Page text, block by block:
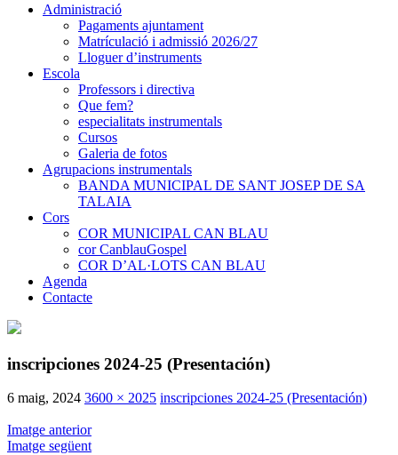
Administració
Pagaments ajuntament
Matrículació i admissió 2026/27
Lloguer d’instruments
Escola
Professors i directiva
Que fem?
especialitats instrumentals
Cursos
Galeria de fotos
Agrupacions instrumentals
BANDA MUNICIPAL DE SANT JOSEP DE SA
TALAIA
Cors
COR MUNICIPAL CAN BLAU
cor CanblauGospel
COR D’AL·LOTS CAN BLAU
Agenda
Contacte
inscripciones 2024-25 (Presentación)
6 maig, 2024 3600 × 2025 inscripciones 2024-25 (Presentación)
Imatge anterior
Imatge següent